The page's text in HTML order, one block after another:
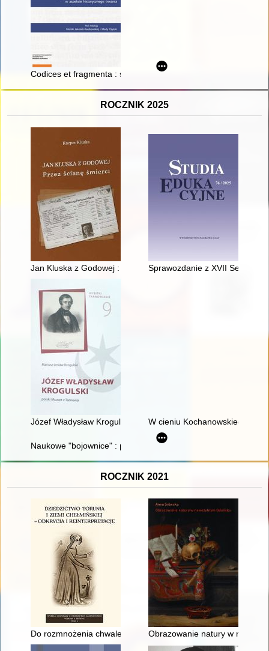
Codices et fragmenta : średniowieczny kodeks
ROCZNIK 2025
Jan Kluska z Godowej : przez ścianę śmierci
Sprawozdanie z XVII
Józef Władysław Krogulski : polski Mozart z Tarnowa
W cieniu Kochanowskiego
Naukowe "bojownice" : pierwsze uczone i badaczki w
ROCZNIK 2021
Do rozmnożenia chwaley Pańskiey y czczi SS. Iego" : o
Obrazowanie natury w